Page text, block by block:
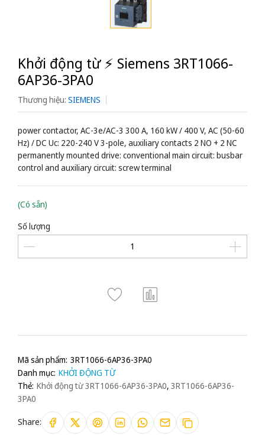
Khởi động từ ⚡️ Siemens 3RT1066-
6AP36-3PA0
Thương hiệu: SIEMENS
power contactor, AC-3e/AC-3 300 A, 160 kW / 400 V, AC (50-60
Hz) / DC Uc: 220-240 V 3-pole, auxiliary contacts 2 NO + 2 NC
permanently mounted drive: conventional main circuit: busbar
control and auxiliary circuit: screw terminal
(Có sẵn)
Số lượng
Mã sản phẩm: 3RT1066-6AP36-3PA0
Danh mục: KHỞI ĐỘNG TỪ
Thẻ: Khởi động từ 3RT1066-6AP36-3PA0, 3RT1066-6AP36-
3PA0
Share: